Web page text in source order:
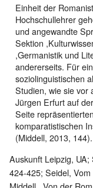
Einheit der
Hochschullehrer
und angewandte
Sektion
,Germanistik und
andererseits. Für
soziolinguistischen
Studien, wie sie vor
Jürgen Erfurt auf
Seite
komparatistischen
(Middell, 2013, 144).
Auskunft Leipzig,
424-425; Seidel,